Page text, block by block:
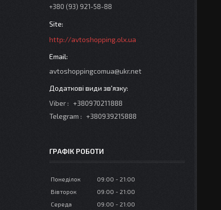
+380 (93) 921-58-88
http://avtoshopping.olx.ua
avtoshoppingcomua@ukr.net
Viber
+380970211888
Telegram
+380939215888
ГРАФІК РОБОТИ
Понеділок 09:00
21:00
Вівторок
09:00
21:00
Середа
09:00 21:00